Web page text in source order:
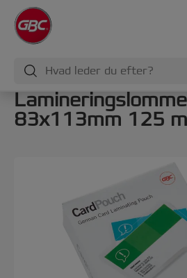
83x113mm 125